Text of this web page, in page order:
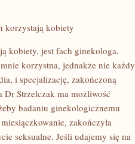
korzystają kobiety
kobiety, jest fach ginekologa,
korzystna, jednakże nie każdy
i specjalizację, zakończoną
Strzelczak ma możliwość
badaniu ginekologicznemu
zakończyła
seksualne. Jeśli udajemy się na